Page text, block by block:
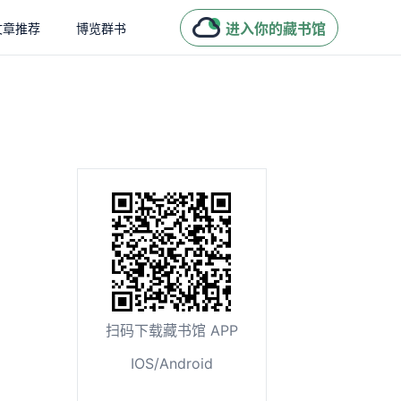
章推荐 博览群书 进入你的藏书馆
扫码下载藏书馆 APP
IOS/Android